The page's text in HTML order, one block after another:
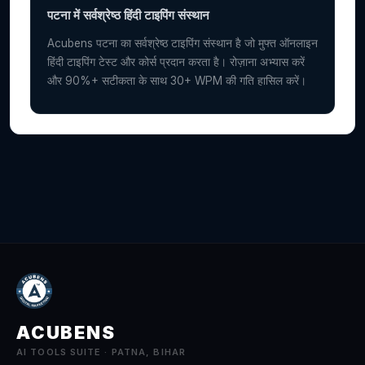
पटना में सर्वश्रेष्ठ हिंदी टाइपिंग संस्थान
Acubens पटना का सर्वश्रेष्ठ टाइपिंग संस्थान है जो मुफ्त ऑनलाइन
हिंदी टाइपिंग टेस्ट और कोर्स प्रदान करता है। रोज़ाना अभ्यास करें
और 90%+ सटीकता के साथ 30+ WPM की गति हासिल करें।
ACUBENS
AI TOOLS SUITE · PATNA, BIHAR